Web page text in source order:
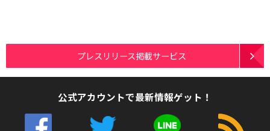
プレスリリース掲載サービス
公式アカウントで最新情報ゲット！